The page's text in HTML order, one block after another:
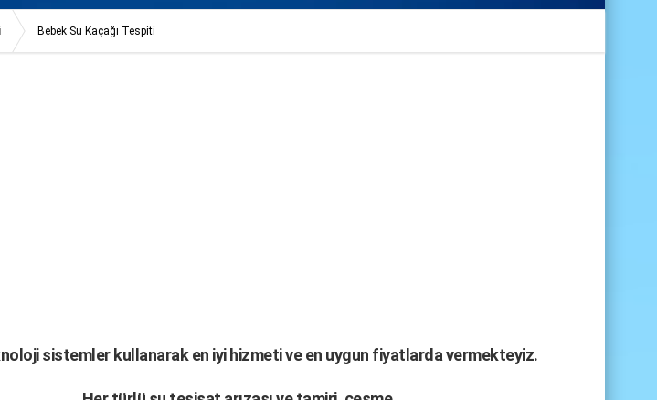
Bebek Su Kaçağı Tespiti
sistemler kullanarak en iyi hizmeti ve en uygun fiyatlarda vermekteyiz.